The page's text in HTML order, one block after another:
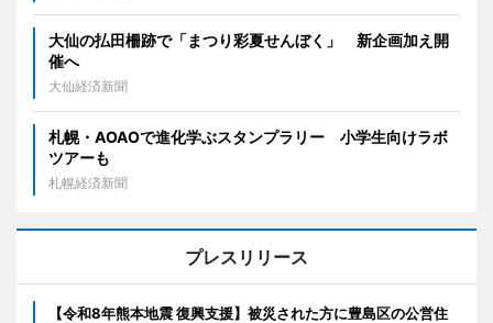
大仙の払田柵跡で「まつり彩夏せんぼく」 新企画加え開
催へ
大仙経済新聞
札幌・AOAOで進化学ぶスタンプラリー 小学生向けラボ
ツアーも
札幌経済新聞
プレスリリース
【令和8年熊本地震 復興支援】被災された方に豊島区の公営住